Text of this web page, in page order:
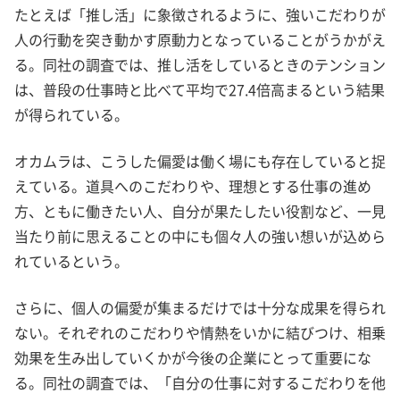
たとえば「推し活」に象徴されるように、強いこだわりが
人の行動を突き動かす原動力となっていることがうかがえ
る。同社の調査では、推し活をしているときのテンション
は、普段の仕事時と比べて平均で27.4倍高まるという結果
が得られている。
オカムラは、こうした偏愛は働く場にも存在していると捉
えている。道具へのこだわりや、理想とする仕事の進め
方、ともに働きたい人、自分が果たしたい役割など、一見
当たり前に思えることの中にも個々人の強い想いが込めら
れているという。
さらに、個人の偏愛が集まるだけでは十分な成果を得られ
ない。それぞれのこだわりや情熱をいかに結びつけ、相乗
効果を生み出していくかが今後の企業にとって重要にな
る。同社の調査では、「自分の仕事に対するこだわりを他